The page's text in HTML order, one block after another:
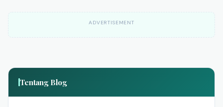
ADVERTISEMENT
Tentang Blog